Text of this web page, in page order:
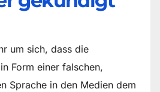
um sich, dass die
Form einer falschen,
Sprache in den Medien dem